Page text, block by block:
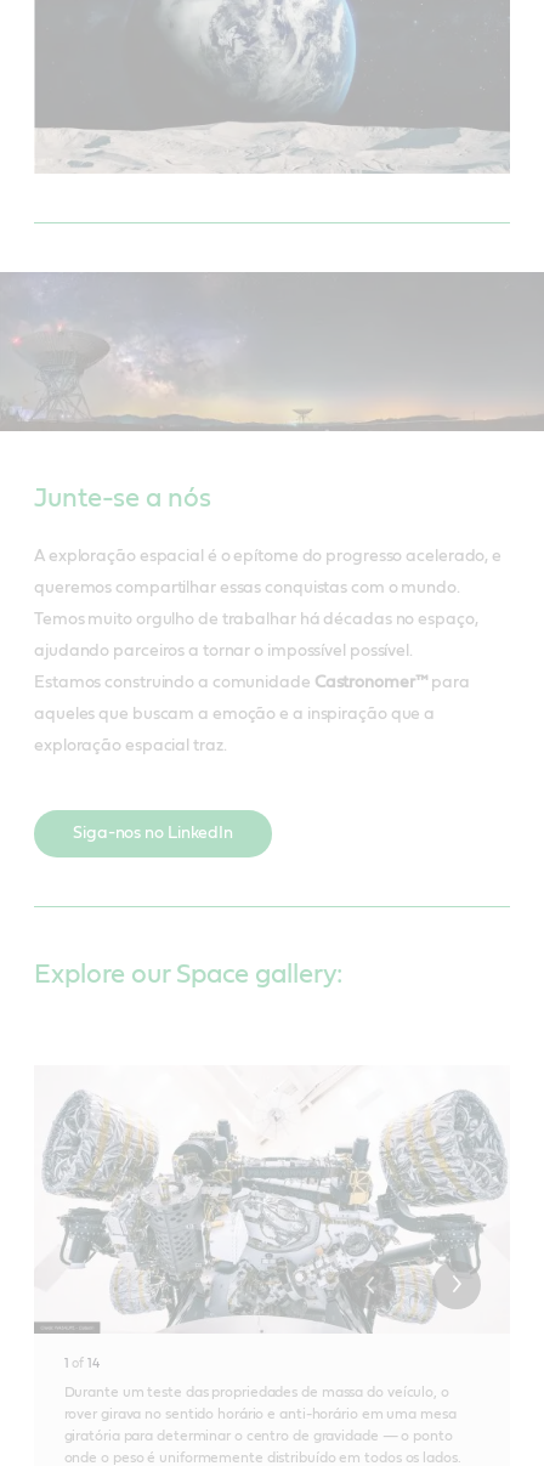
Junte-se a nós
A exploração espacial é o epítome do progresso acelerado, e
queremos compartilhar essas conquistas com o mundo.
Temos muito orgulho de trabalhar há décadas no espaço,
ajudando parceiros a tornar o impossível possível.
Estamos construindo a comunidade Castronomer™ para
aqueles que buscam a emoção e a inspiração que a
exploração espacial traz.
Siga-nos no LinkedIn
Explore our Space gallery:
1 of 14
Durante um teste das propriedades de massa do veículo, o
rover girava no sentido horário e anti-horário em uma mesa
giratória para determinar o centro de gravidade — o ponto
onde o peso é uniformemente distribuído em todos os lados.